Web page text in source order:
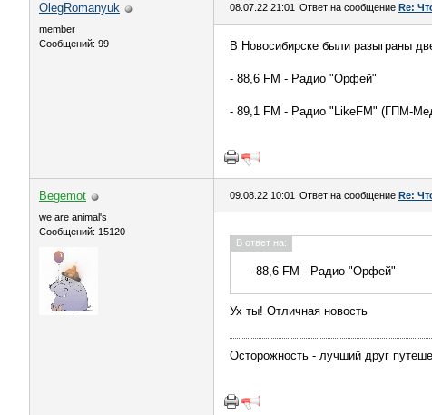
OlegRomanyuk
member
Сообщений: 99
08.07.22 21:01 Ответ на сообщение Re:
В Новосибирске были разыграны
- 88,6 FM - Радио "Орфей"
- 89,1 FM - Радио "LikeFM" (ГПМ-
Begemot
we are animal's
Сообщений: 15120
09.08.22 10:01 Ответ на сообщение Re:
В ответ на:
- 88,6 FM - Радио "Орфей"
Ух ты! Отличная новость
Осторожность - лучший друг